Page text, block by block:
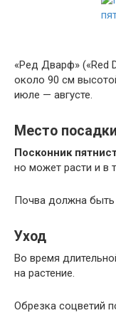
«Ред Дварф» («Red
около 90 см
июле — августе.
Место посадки
Посконник
но может расти и в
Почва должна быть
Уход
Во время
на растение.
Обрезка соцветий